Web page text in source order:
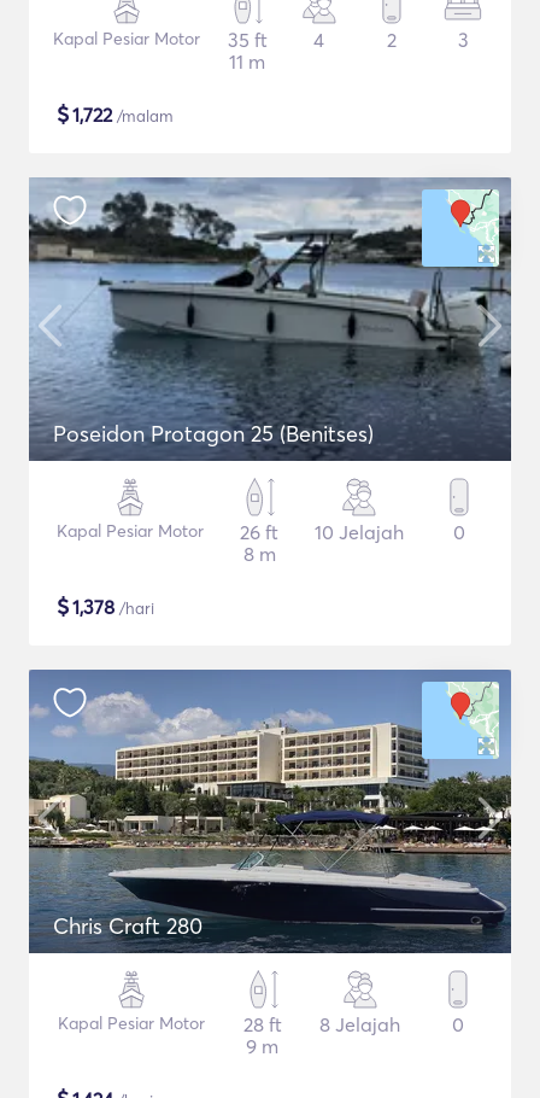
Kapal Pesiar Motor
35 ft
11 m
4 2 3
$1,722/malam
Poseidon Protagon 25 (Benitses)
Kapal Pesiar Motor
26 ft
8 m
10 Jelajah 0
$1,378 /hari
Chris Craft 280
Kapal Pesiar Motor
28 ft
9 m
8 Jelajah 0